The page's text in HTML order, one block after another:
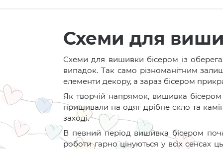
Схеми для
Схеми для вишивки бісером із
випадок. Так само різноманітним
елементи декору, а зараз бісером
Як творчій напрямок, вишивка бісером
пришивали на одяг дрібне скло та
заході.
В певний період вишивка бісером
роботи гарно цінуються у всіх сенсах